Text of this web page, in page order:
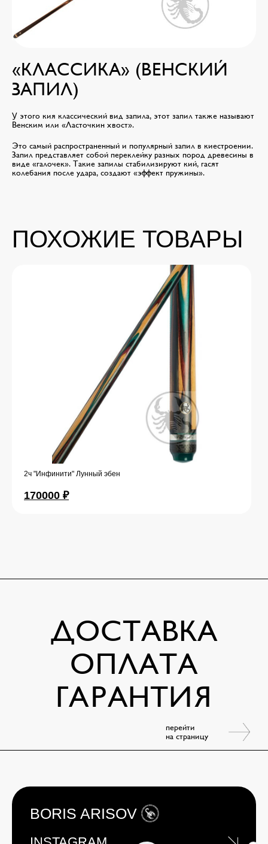
«КЛАССИКА» (ВЕНСКИЙ
ЗАПИЛ)
У этого кия классический вид запила, этот запил также называют
Венским или «Ласточкин хвост».
Это самый распространенный и популярный запил в киестроении.
Запил представляет собой переклейку разных пород древесины в
виде «галочек». Такие запилы стабилизируют кий, гасят
колебания после удара, создают «эффект пружины».
ПОХОЖИЕ ТОВАРЫ
2ч "Инфинити" Лунный эбен
170000 ₽
ДОСТАВКА
ОПЛАТА
ГАРАНТИЯ
перейти
на страницу
BORIS ARISOV